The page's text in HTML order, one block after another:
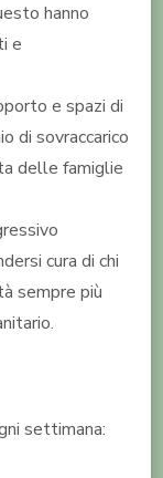
hanno
e
e spazi di
di sovraccarico
delle famiglie
cura di chi
sempre più
settimana: